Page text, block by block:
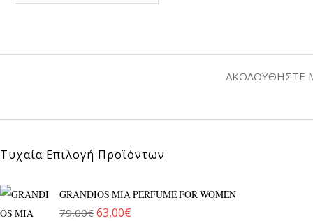
ΑΚΟΛΟΥΘΉΣΤΕ
Τυχαία Επιλογή Προϊόντων
GRANDIOS MIA ΡERFUME FOR WOMEN
79,00€ Original price was: 79,00€.
63,00€